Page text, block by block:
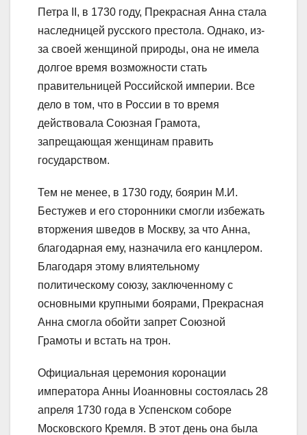
Петра II, в 1730 году, Прекрасная Анна стала
наследницей русского престола. Однако, из-
за своей женщиной природы, она не имела
долгое время возможности стать
правительницей Российской империи. Все
дело в том, что в России в то время
действовала Союзная Грамота,
запрещающая женщинам править
государством.
Тем не менее, в 1730 году, боярин М.И.
Бестужев и его сторонники смогли избежать
вторжения шведов в Москву, за что Анна,
благодарная ему, назначила его канцлером.
Благодаря этому влиятельному
политическому союзу, заключенному с
основными крупными боярами, Прекрасная
Анна смогла обойти запрет Союзной
Грамоты и встать на трон.
Официальная церемония коронации
императора Анны Иоанновны состоялась 28
апреля 1730 года в Успенском соборе
Московского Кремля. В этот день она была